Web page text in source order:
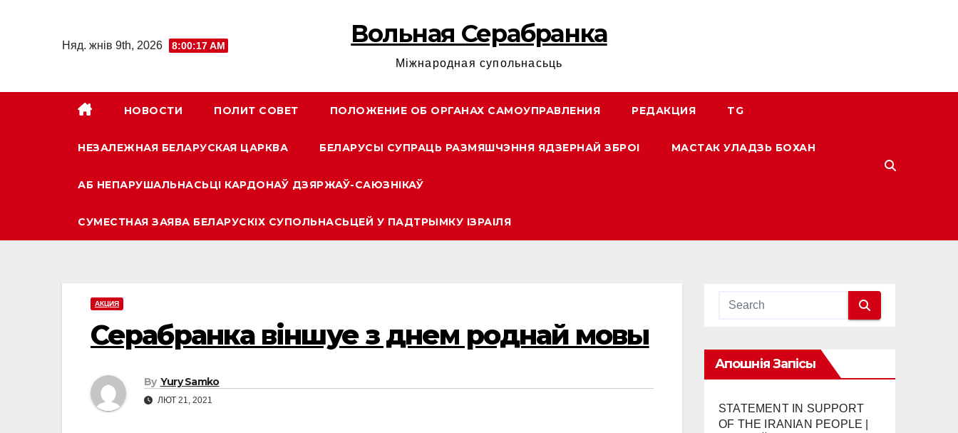
Няд. жнів 9th, 2026 8:00:18 AM Вольная Серабранка
Міжнародная супольнасьць
НОВОСТИ ПОЛИТ СОВЕТ ПОЛОЖЕНИЕ ОБ ОРГАНАХ САМОУПРАВЛЕНИЯ РЕДАКЦИЯ TG
НЕЗАЛЕЖНАЯ БЕЛАРУСКАЯ ЦАРКВА БЕЛАРУСЫ СУПРАЦЬ РАЗМЯШЧЭННЯ ЯДЗЕРНАЙ ЗБРОІ МАСТАК УЛАДЗЬ БОХАН
АБ НЕПАРУШАЛЬНАСЬЦІ КАРДОНАЎ ДЗЯРЖАЎ-САЮЗНІКАЎ
СУМЕСТНАЯ ЗАЯВА БЕЛАРУСКІХ СУПОЛЬНАСЬЦЕЙ У ПАДТРЫМКУ ІЗРАІЛЯ
АКЦИЯ
Серабранка віншуе з днем роднай мовы
By Yury Samko
ЛЮТ 21, 2021
Апошнія Запісы
STATEMENT IN SUPPORT
OF THE IRANIAN PEOPLE |